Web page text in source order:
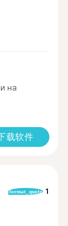
на
载软件
format_quote 1